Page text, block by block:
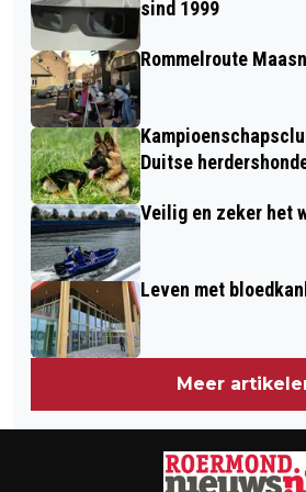
sind 1999
Rommelroute
Duitse
Veilig en zeker het
Leven met
Meer